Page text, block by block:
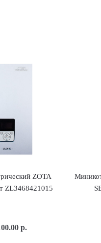
ZOTA
ZL3468421015
р.